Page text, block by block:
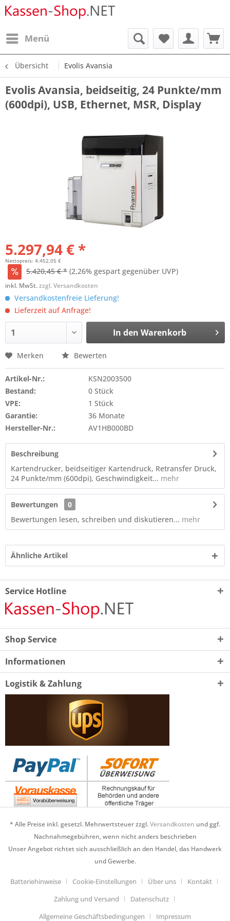
Menü
Übersicht Evolis Avansia
Evolis Avansia, beidseitig, 24 Punkte/mm
(600dpi), USB, Ethernet, MSR, Display
5.297,94 € *
Nettopreis: 4.452,05 €
5.420,45 € * (2,26% gespart gegenüber UVP)
inkl. MwSt.zzgl. Versandkosten
Versandkostenfreie Lieferung!
Lieferzeit auf Anfrage!
In den Warenkorb
Merken Bewerten
Artikel-Nr.:
KSN2003500
Bestand:
0 Stück
VPE:
1 Stück
Garantie:
36 Monate
Hersteller-Nr.:
AV1HB000BD
Beschreibung
Kartendrucker, beidseitiger Kartendruck, Retransfer Druck,
24 Punkte/mm (600dpi), Geschwindigkeit... mehr
Bewertungen
0
Bewertungen lesen, schreiben und diskutieren... mehr
Ähnliche Artikel
Service Hotline
Shop Service
Informationen
Logistik & Zahlung
* Alle Preise inkl. gesetzl. Mehrwertsteuer zzgl.Versandkosten und ggf.
Nachnahmegebühren, wenn nicht anders beschrieben
Unser Angebot richtet sich ausschließlich an den Handel, das Handwerk
und Gewerbe.
Batteriehinweise Cookie-Einstellungen Über uns
Kontakt
Zahlung und Versand
Datenschutz
Allgemeine Geschäftsbedingungen
Impressum